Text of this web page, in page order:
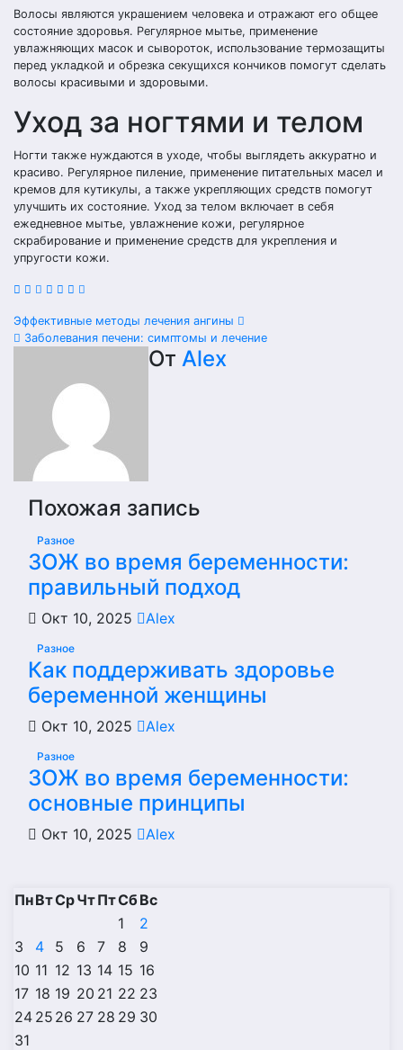
Волосы являются украшением человека и отражают его общее
состояние здоровья. Регулярное мытье, применение
увлажняющих масок и сывороток, использование термозащиты
перед укладкой и обрезка секущихся кончиков помогут сделать
волосы красивыми и здоровыми.
Уход за ногтями и телом
Ногти также нуждаются в уходе, чтобы выглядеть аккуратно и
красиво. Регулярное пиление, применение питательных масел и
кремов для кутикулы, а также укрепляющих средств помогут
улучшить их состояние. Уход за телом включает в себя
ежедневное мытье, увлажнение кожи, регулярное
скрабирование и применение средств для укрепления и
упругости кожи.
Навигация
записям
Эффективные методы лечения ангины
Заболевания печени: симптомы и лечение
От Alex
Похожая запись
Разное
ЗОЖ во время беременности:
правильный подход
Окт 10, 2025 Alex
Разное
Как поддерживать здоровье
беременной женщины
Окт 10, 2025 Alex
Разное
ЗОЖ во время беременности:
основные принципы
Окт 10, 2025 Alex
ПнВтСрЧтПтСбВс
1
2
3
4 5 6 7 8
9
10 11 12 13 14 15 16
17 18 19 20 21 22 23
24 25 26 27 28 29 30
31